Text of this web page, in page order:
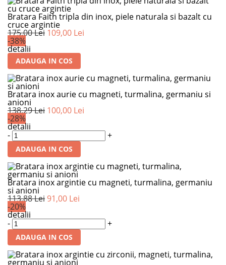
Bratara Faith tripla din inox, piele naturala si bazalt cu
cruce argintie
175,00 Lei 109,00 Lei
-38%
detalii
ADAUGA IN COS
Bratara inox aurie cu magneti, turmalina, germaniu si
anioni
138,29 Lei 100,00 Lei
-28%
detalii
- +
ADAUGA IN COS
Bratara inox argintie cu magneti, turmalina, germaniu
si anioni
113,88 Lei 91,00 Lei
-20%
detalii
- +
ADAUGA IN COS